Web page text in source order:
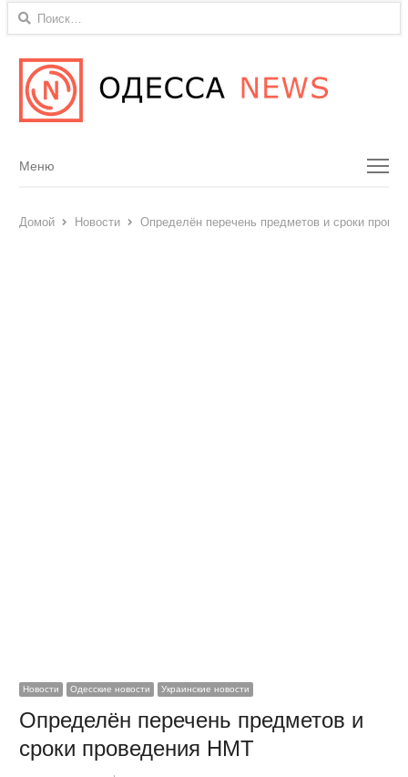
Найти:
Menu
Меню
Домой Новости Определён перечень предметов и сроки
Новости Одесские новости Украинские новости
Определён перечень предметов и
сроки проведения НМТ